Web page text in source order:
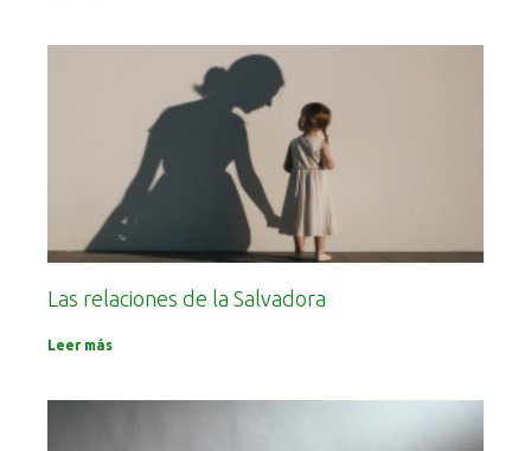
Las relaciones de la Salvadora
Leer más